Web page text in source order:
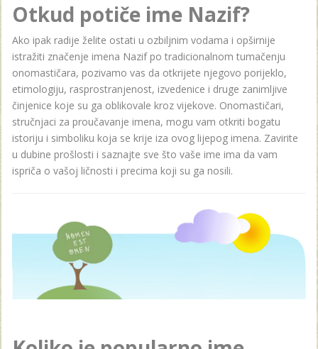
Otkud potiče ime Nazif?
Ako ipak radije želite ostati u ozbiljnim vodama i opširnije
istražiti značenje imena Nazif po tradicionalnom tumačenju
onomastičara, pozivamo vas da otkrijete njegovo porijeklo,
etimologiju, rasprostranjenost, izvedenice i druge zanimljive
činjenice koje su ga oblikovale kroz vijekove. Onomastičari,
stručnjaci za proučavanje imena, mogu vam otkriti bogatu
istoriju i simboliku koja se krije iza ovog lijepog imena. Zavirite
u dubine prošlosti i saznajte sve što vaše ime ima da vam
ispriča o vašoj ličnosti i precima koji su ga nosili.